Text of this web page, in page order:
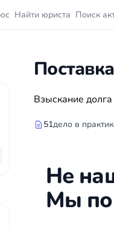
Найти юриста Поиск
Взыскание
51дело в
Не
Мы